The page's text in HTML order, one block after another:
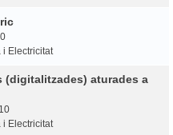
i Electricitat
(digitalitzades) aturades a
i Electricitat